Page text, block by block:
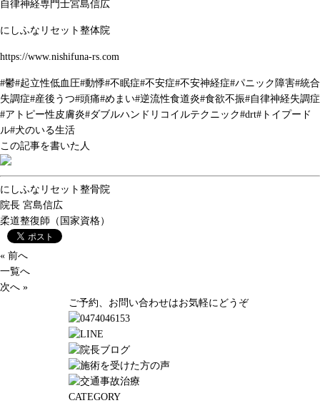
自律神経専門士宮島信広
にしふなリセット整体院
https://www.nishifuna-rs.com
#鬱#起立性低血圧#動悸#不眠症#不安症#不安神経症#パニック障害#統合
失調症#産後うつ#頭痛#めまい#逆流性食道炎#食欲不振#自律神経失調症
#アトピー性皮膚炎#ダブルハンドリコイルテクニック#drt# トイプード
ル#犬のいる生活
この記事を書いた人
にしふなリセット整骨院
院長 宮島信広
柔道整復師（国家資格）
« 前へ
一覧へ
次へ »
ご予約、お問い合わせはお気軽にどうぞ
CATEGORY